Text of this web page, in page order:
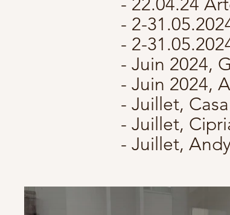
- 2-
- 2-
- Juin 2024,
- Juin 2024,
- Juillet,
- Juillet,
- Juillet,